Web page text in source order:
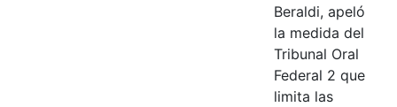
Beraldi, apeló
la medida del
Tribunal Oral
Federal 2 que
limita las